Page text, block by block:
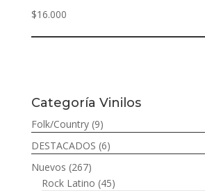
$16.000
Categoría Vinilos
Folk/Country (9)
DESTACADOS (6)
Nuevos (267)
Rock Latino (45)